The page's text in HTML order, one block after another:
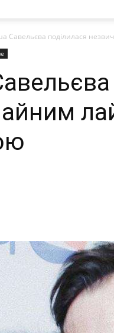
Савельєва поділилася